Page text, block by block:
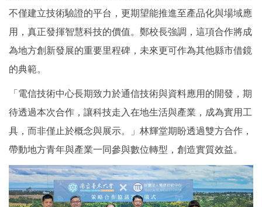
不僅建立技術驗證的平台，更期望能推進至產品化與場域應
用，真正發揮智慧科技的價值。鄭校長強調，這項合作將成
為地方創新發展的重要里程碑，未來更可作為其他縣市借鏡
的典範。
「電信技術中心長期致力於通信技術與資料應用的開發，期
待透過本次合作，讓科技走入在地生活與產業，成為實用工
具，而非僅止於概念與展示。」林輝堂期盼透過雙方合作，
帶動地方青年與產業一同參與數位轉型，創造實質效益。